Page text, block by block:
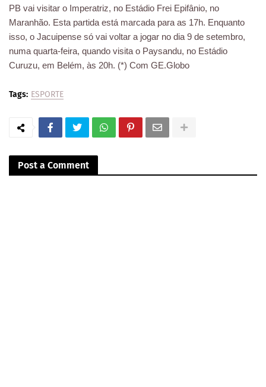
PB vai visitar o Imperatriz, no Estádio Frei Epifânio, no
Maranhão. Esta partida está marcada para as 17h. Enquanto
isso, o Jacuipense só vai voltar a jogar no dia 9 de setembro,
numa quarta-feira, quando visita o Paysandu, no Estádio
Curuzu, em Belém, às 20h. (*) Com GE.Globo
Tags: ESPORTE
Post a Comment